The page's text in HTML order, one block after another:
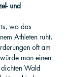
und
wo das
Athleten ruht,
oft am
man einen
Wald